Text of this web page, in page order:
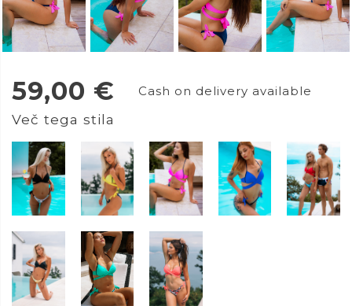
59,00 € Cash on delivery available
Več tega stila